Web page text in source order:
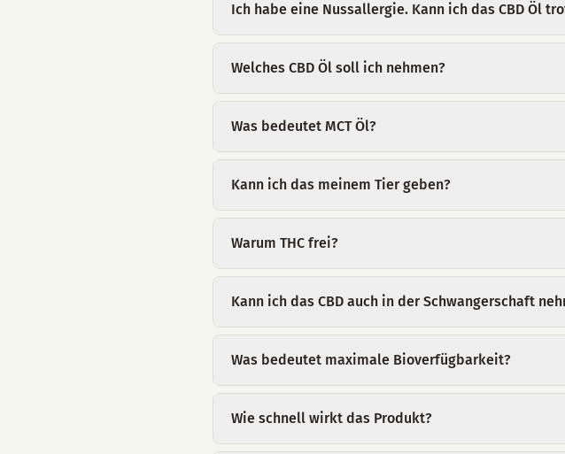
Ich habe eine Nussallergie. Kann ich das CBD Öl
Welches CBD Öl soll ich nehmen?
Was bedeutet MCT Öl?
Kann ich das meinem Tier geben?
Warum THC frei?
Kann ich das CBD auch in der Schwangerschaft
Was bedeutet maximale Bioverfügbarkeit?
Wie schnell wirkt das Produkt?